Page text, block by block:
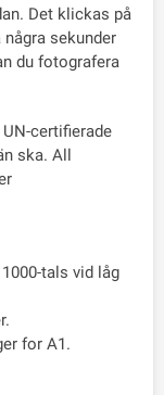
Det klickas på
sekunder
du fotografera
certifierade
ska. All
tals vid låg
for A1.